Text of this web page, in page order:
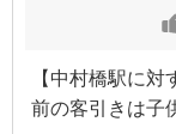
【中村橋駅に
前の客引きは子